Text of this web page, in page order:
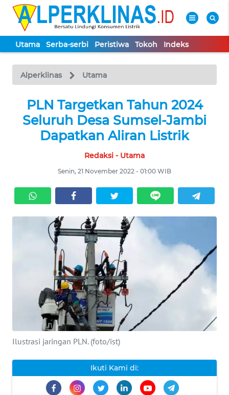
Utama Serba-serbi Peristiwa Tokoh Indeks
Alperklinas Utama
PLN Targetkan Tahun 2024
Seluruh Desa Sumsel-Jambi
Dapatkan Aliran Listrik
Redaksi - Utama
Senin, 21 November 2022 - 01:00 WIB
Ilustrasi jaringan PLN. (foto/ist)
Ikuti Kami di:
TV
Tutup
UTAMA
TOKOH
IKLAN
KAMI